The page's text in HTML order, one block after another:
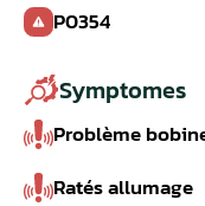
P0354
Symptomes
Problème
Ratés allumage